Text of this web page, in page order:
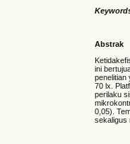
Abstrak
ini
penelitian
70 lx.
perilaku
0,05).
sekaligus